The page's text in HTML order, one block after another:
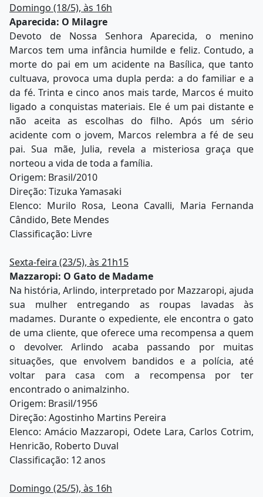
Domingo (18/5), às 16h
Aparecida: O Milagre
Devoto de Nossa Senhora Aparecida, o menino
Marcos tem uma infância humilde e feliz. Contudo, a
morte do pai em um acidente na Basílica, que tanto
cultuava, provoca uma dupla perda: a do familiar e a
da fé. Trinta e cinco anos mais tarde, Marcos é muito
ligado a conquistas materiais. Ele é um pai distante e
não aceita as escolhas do filho. Após um sério
acidente com o jovem, Marcos relembra a fé de seu
pai. Sua mãe, Julia, revela a misteriosa graça que
norteou a vida de toda a família.
Origem: Brasil/2010
Direção: Tizuka Yamasaki
Elenco: Murilo Rosa, Leona Cavalli, Maria Fernanda
Cândido, Bete Mendes
Classificação: Livre
Sexta-feira (23/5), às 21h15
Mazzaropi: O Gato de Madame
Na história, Arlindo, interpretado por Mazzaropi, ajuda
sua mulher entregando as roupas lavadas às
madames. Durante o expediente, ele encontra o gato
de uma cliente, que oferece uma recompensa a quem
o devolver. Arlindo acaba passando por muitas
situações, que envolvem bandidos e a polícia, até
voltar para casa com a recompensa por ter
encontrado o animalzinho.
Origem: Brasil/1956
Direção: Agostinho Martins Pereira
Elenco: Amácio Mazzaropi, Odete Lara, Carlos Cotrim,
Henricão, Roberto Duval
Classificação: 12 anos
Domingo (25/5), às 16h